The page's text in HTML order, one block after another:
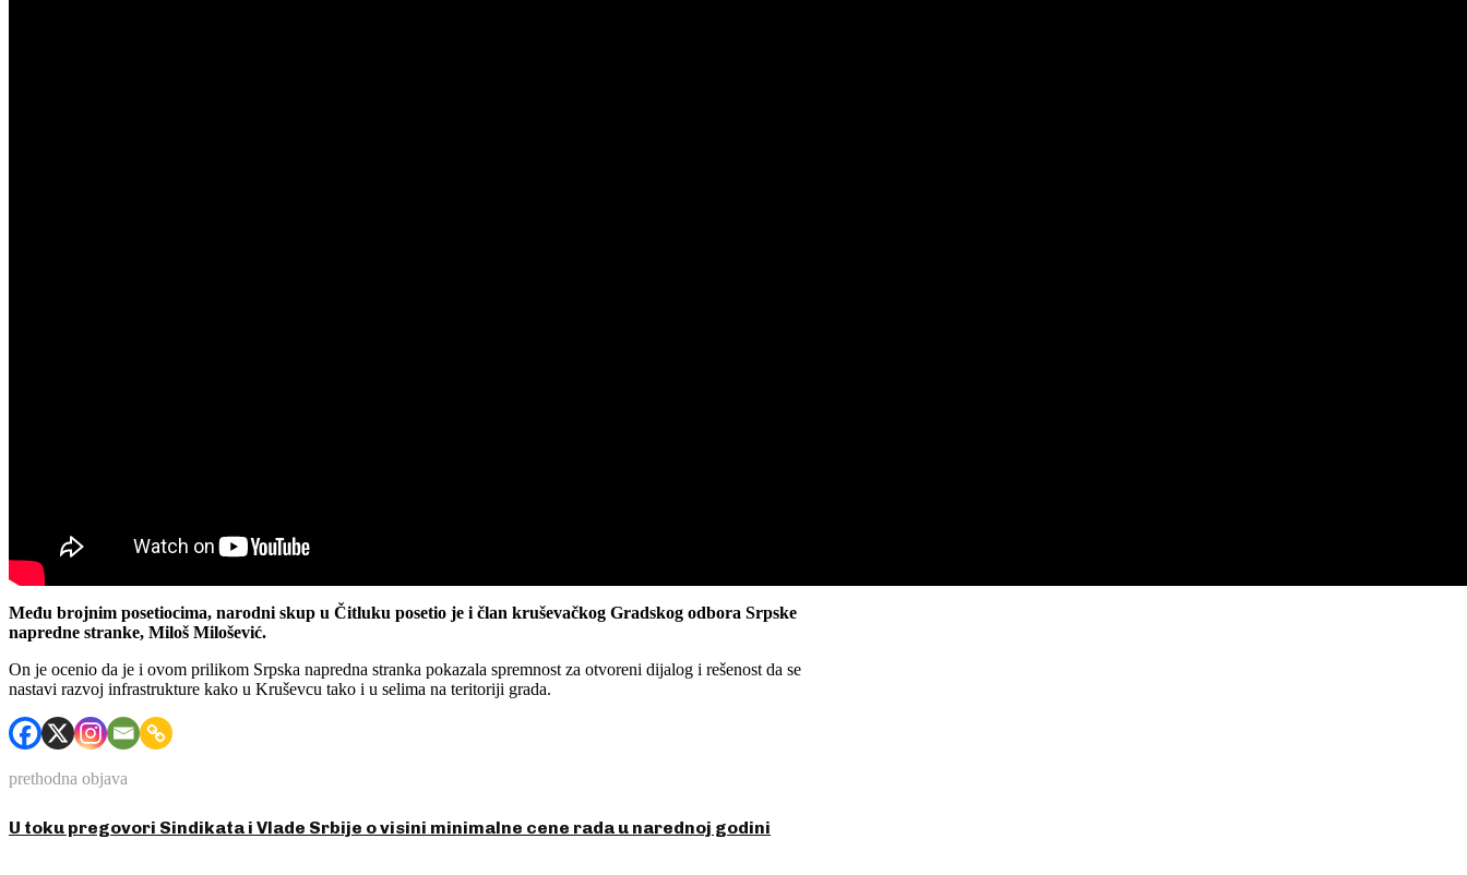
Među brojnim posetiocima, narodni skup u Čitluku posetio je i član kruševačkog Gradskog odbora Srpske
napredne stranke, Miloš Milošević.
On je ocenio da je i ovom prilikom Srpska napredna stranka pokazala spremnost za otvoreni dijalog i rešenost da se
nastavi razvoj infrastrukture kako u Kruševcu tako i u selima na teritoriji grada.
prethodna objava
U toku pregovori Sindikata i Vlade Srbije o visini minimalne cene rada u narednoj godini